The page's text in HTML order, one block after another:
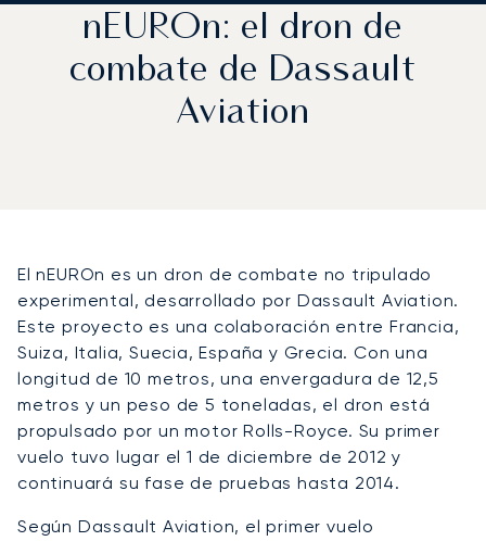
nEUROn: el dron de
combate de Dassault
Aviation
El nEUROn es un dron de combate no tripulado
experimental, desarrollado por Dassault Aviation.
Este proyecto es una colaboración entre Francia,
Suiza, Italia, Suecia, España y Grecia. Con una
longitud de 10 metros, una envergadura de 12,5
metros y un peso de 5 toneladas, el dron está
propulsado por un motor Rolls-Royce. Su primer
vuelo tuvo lugar el 1 de diciembre de 2012 y
continuará su fase de pruebas hasta 2014.
Según Dassault Aviation, el primer vuelo